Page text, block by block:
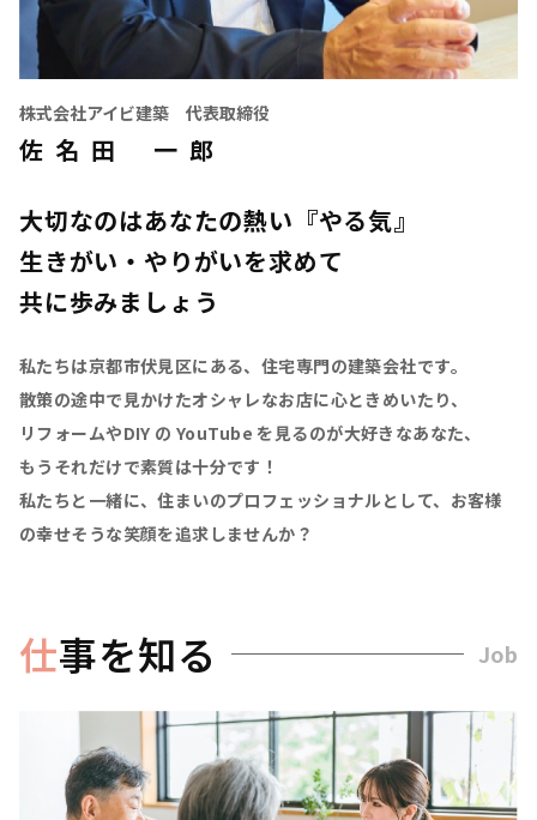
株式会社アイビ建築 代表取締役
佐 名 田 一 郎
大切なのはあなたの熱い『やる気』
生きがい・やりがいを求めて
共に歩みましょう
私たちは京都市伏見区にある、住宅専門の建築会社です。
散策の途中で見かけたオシャレなお店に心ときめいたり、
リフォームやDIY の YouTube を見るのが大好きなあなた、
もうそれだけで素質は十分です！
私たちと一緒に、住まいのプロフェッショナルとして、お客様
の幸せそうな笑顔を追求しませんか？
仕事を知る Job